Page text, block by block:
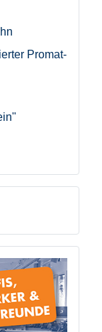
Promat-